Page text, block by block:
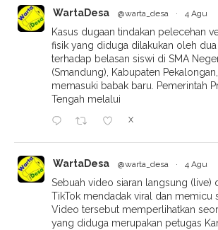
WartaDesa @warta_desa · 4 Agu
Kasus dugaan tindakan pelecehan
fisik yang diduga dilakukan oleh
terhadap belasan siswi di SMA
(Smandung), Kabupaten
memasuki babak baru. Pemerintah
Tengah melalui
X
WartaDesa @warta_desa · 4 Agu
Sebuah video siaran langsung (live)
TikTok mendadak viral dan memicu
Video tersebut memperlihatkan
yang diduga merupakan petugas